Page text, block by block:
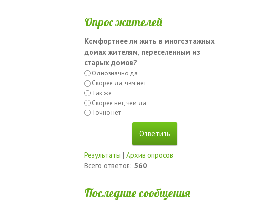
Опрос жителей
Комфортнее ли жить в многоэтажных
домах жителям, переселенным из
старых домов?
Однозначно да
Скорее да, чем нет
Так же
Скорее нет, чем да
Точно нет
Результаты | Архив опросов
Всего ответов: 560
Последние сообщения